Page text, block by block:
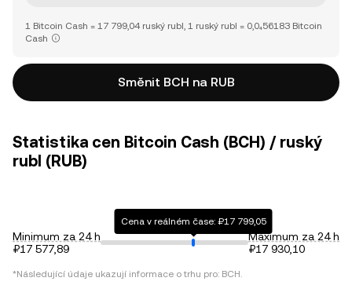
1 Bitcoin Cash = 17 799,04 ruský rubl, 1 ruský rubl = 0,0₄56183 Bitcoin
Cash
Směnit BCH na RUB
Statistika cen Bitcoin Cash (BCH) / ruský
rubl (RUB)
Minimum za 24 h
₽17 577,89
Cena v reálném čase: ₽17 799,05
Maximum za 24 h
₽17 930,10
*Následující údaje ukazují informace o trhu pro: BCH.